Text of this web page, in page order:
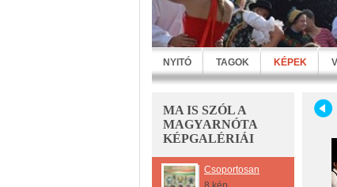
NYITÓ TAGOK KÉPEK
MA IS SZÓL A
MAGYARNÓTA
KÉPGALÉRIÁI
Csoportosan